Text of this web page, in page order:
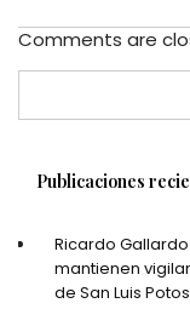
Comments are
Publicaciones
Ricardo
mantienen
de San Luis